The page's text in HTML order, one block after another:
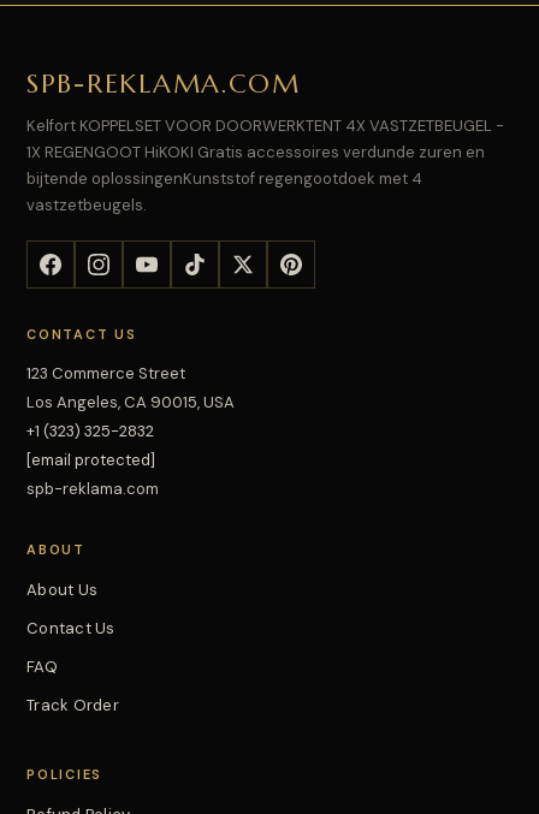
SPB-REKLAMA.COM
Kelfort KOPPELSET VOOR DOORWERKTENT 4X VASTZETBEUGEL -
1X REGENGOOT HiKOKI Gratis accessoires verdunde zuren en
bijtende oplossingenKunststof regengootdoek met 4
vastzetbeugels.
CONTACT US
123 Commerce Street
Los Angeles, CA 90015, USA
+1 (323) 325-2832
[email protected]
spb-reklama.com
ABOUT
About Us
Contact Us
FAQ
Track Order
POLICIES